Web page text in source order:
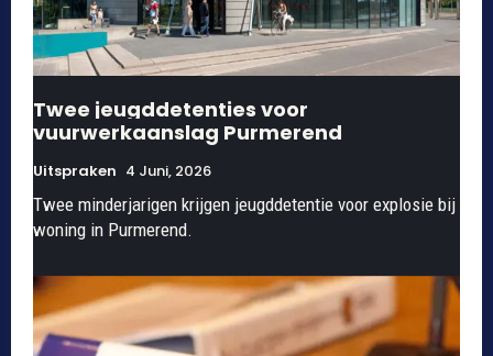
Twee jeugddetenties voor
vuurwerkaanslag Purmerend
Uitspraken 4 Juni, 2026
Twee minderjarigen krijgen jeugddetentie voor explosie bij
woning in Purmerend.